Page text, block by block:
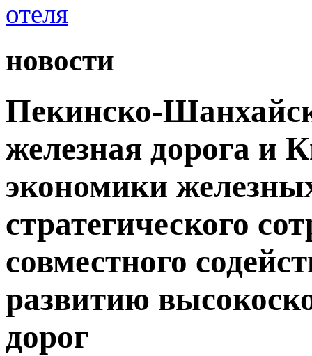
новости
Пекинско-
железная дорога и
экономики
стратегического
совместного
развитию
дорог